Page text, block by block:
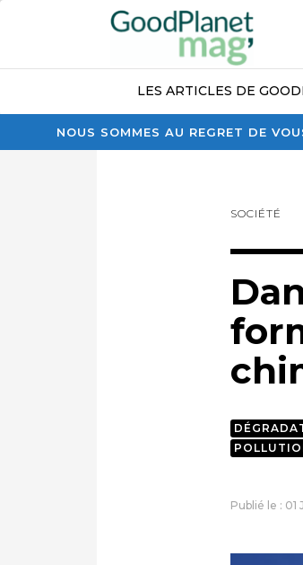
NOUS SOMMES AU REGRET DE
LES ARTICLES DE
SOCIÉTÉ
Publié le : 01